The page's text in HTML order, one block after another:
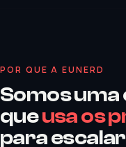
POR QUE A EUNERD
Somos uma
queusa os
para